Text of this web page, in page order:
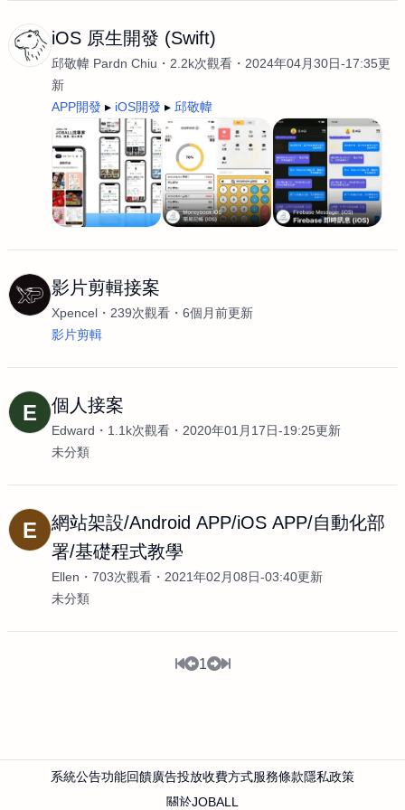
iOS 原生開發 (Swift)
邱敬幃 Pardn Chiu 2.2k次觀看
2024年04月30日-17:35更
新
APP開發
iOS開發 邱敬幃
影片剪輯接案
Xpencel 239次觀看
6個月前更新
影片剪輯
E 個人接案
Edward 1.1k次觀看
2020年01月17日-19:25更新
未分類
E
網站架設/Android APP/iOS APP/自動化部
署/基礎程式教學
Ellen 703次觀看
2021年02月08日-03:40更新
未分類
1
系統公告功能回饋廣告投放收費方式服務條款隱私政策
關於JOBALL